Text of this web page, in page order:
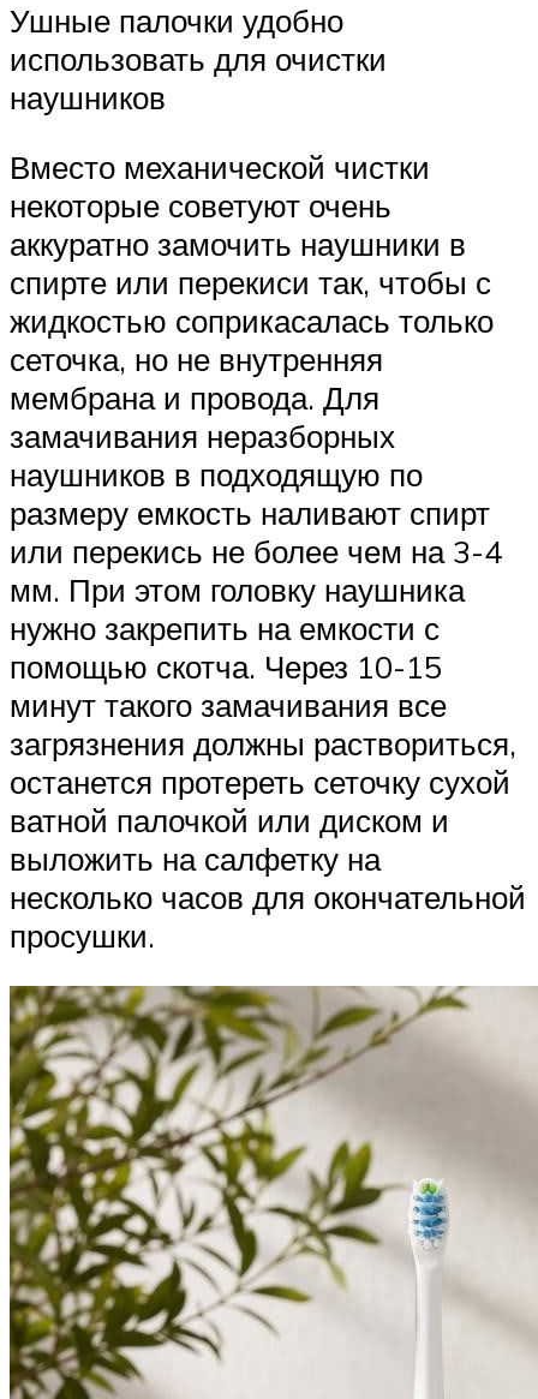
Ушные палочки удобно
использовать для очистки
наушников
Вместо механической чистки
некоторые советуют очень
аккуратно замочить наушники в
спирте или перекиси так, чтобы с
жидкостью соприкасалась только
сеточка, но не внутренняя
мембрана и провода. Для
замачивания неразборных
наушников в подходящую по
размеру емкость наливают спирт
или перекись не более чем на 3-4
мм. При этом головку наушника
нужно закрепить на емкости с
помощью скотча. Через 10-15
минут такого замачивания все
загрязнения должны раствориться,
останется протереть сеточку сухой
ватной палочкой или диском и
выложить на салфетку на
несколько часов для окончательной
просушки.